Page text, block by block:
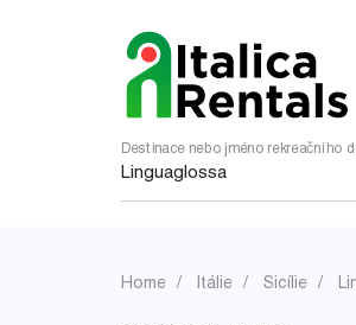
Destinace nebo jméno rekreačního
Home Itálie Sicílie